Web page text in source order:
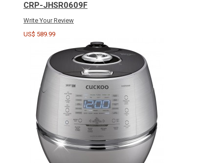
CRP-JHSR0609F
Write Your Review
US$ 589.99